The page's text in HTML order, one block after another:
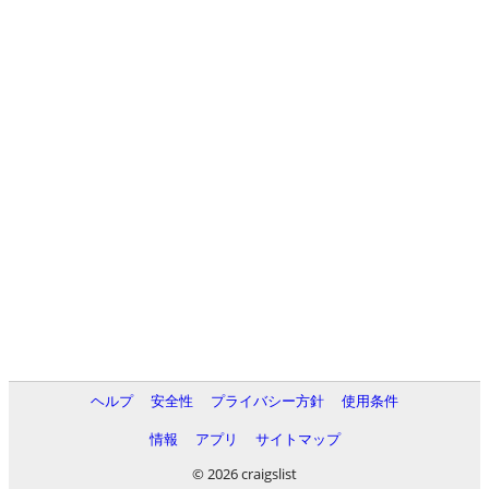
ヘルプ 安全性 プライバシー方針
使用条件
情報
アプリ
サイトマップ
© 2026 craigslist